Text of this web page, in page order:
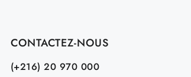
CONTACTEZ-NOUS
(+216) 20 970 000